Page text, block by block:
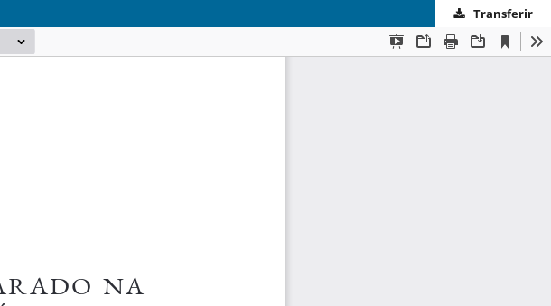
Transferir